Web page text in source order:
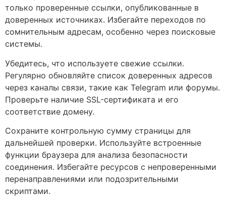
только проверенные ссылки, опубликованные в
доверенных источниках. Избегайте переходов по
сомнительным адресам, особенно через поисковые
системы.
Убедитесь, что используете свежие ссылки.
Регулярно обновляйте список доверенных адресов
через каналы связи, такие как Telegram или форумы.
Проверьте наличие SSL-сертификата и его
соответствие домену.
Сохраните контрольную сумму страницы для
дальнейшей проверки. Используйте встроенные
функции браузера для анализа безопасности
соединения. Избегайте ресурсов с непроверенными
перенаправлениями или подозрительными
скриптами.